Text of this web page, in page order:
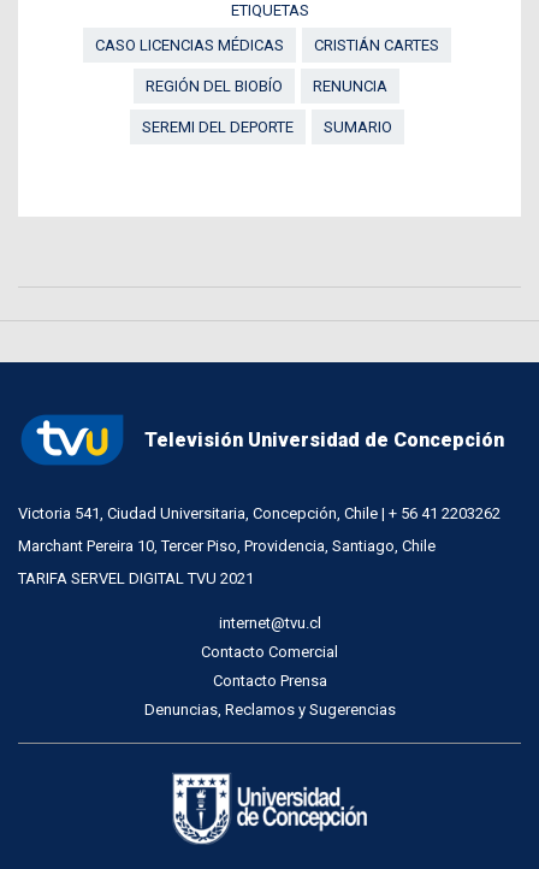
ETIQUETAS
CASO LICENCIAS MÉDICAS
CRISTIÁN CARTES
REGIÓN DEL BIOBÍO RENUNCIA
SEREMI DEL DEPORTE SUMARIO
Televisión Universidad de Concepción
Victoria 541, Ciudad Universitaria, Concepción, Chile | + 56 41 2203262
Marchant Pereira 10, Tercer Piso, Providencia, Santiago, Chile
TARIFA SERVEL DIGITAL TVU 2021
internet@tvu.cl
Contacto Comercial
Contacto Prensa
Denuncias, Reclamos y Sugerencias